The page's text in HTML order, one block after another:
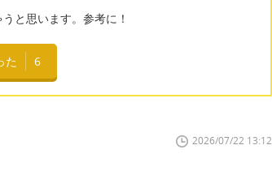
と思います。参考に！
た 6
2026/07/22 13:12